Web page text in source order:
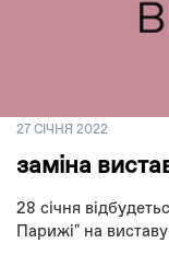
27 СІЧНЯ 2022
заміна
28 січня
Парижі" на